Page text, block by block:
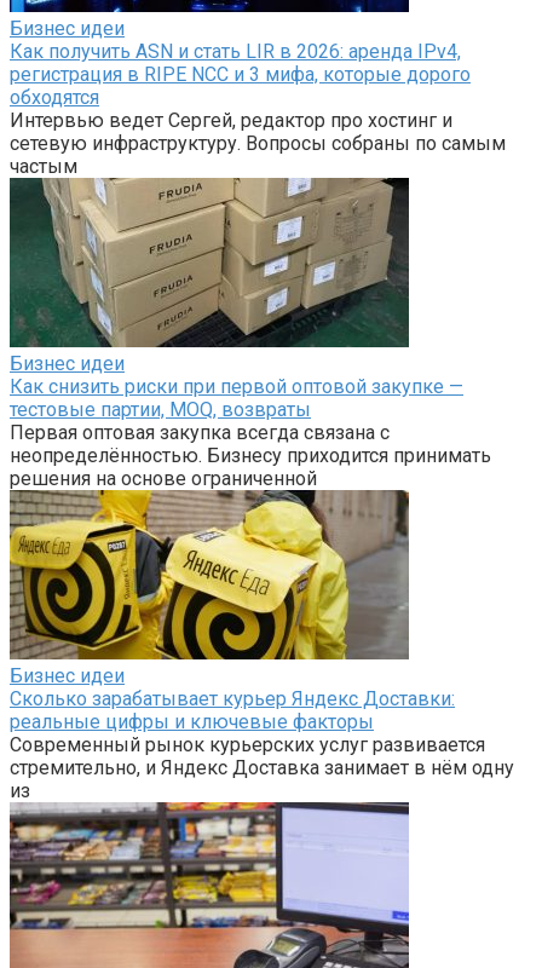
Бизнес идеи
Как получить ASN и стать LIR в 2026: аренда IPv4,
регистрация в RIPE NCC и 3 мифа, которые дорого
обходятся
Интервью ведет Сергей, редактор про хостинг и
сетевую инфраструктуру. Вопросы собраны по самым
частым
Бизнес идеи
Как снизить риски при первой оптовой закупке —
тестовые партии, MOQ, возвраты
Первая оптовая закупка всегда связана с
неопределённостью. Бизнесу приходится принимать
решения на основе ограниченной
Бизнес идеи
Сколько зарабатывает курьер Яндекс Доставки:
реальные цифры и ключевые факторы
Современный рынок курьерских услуг развивается
стремительно, и Яндекс Доставка занимает в нём одну
из